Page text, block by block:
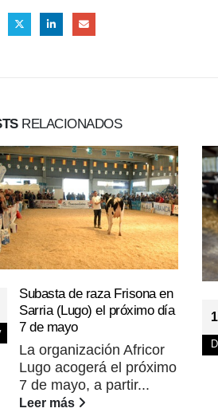
RELACIONADOS
Subasta de raza Frisona en
Sarria (Lugo) el próximo día
7 de mayo
La organización Africor
Lugo acogerá el próximo
7 de mayo, a partir...
Leer más